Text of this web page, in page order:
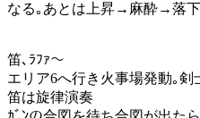
なる｡あとは上昇→麻酔→落
笛､ﾗﾌｧ～
エリア6へ行き火事場発動｡剣
笛は旋律演奏